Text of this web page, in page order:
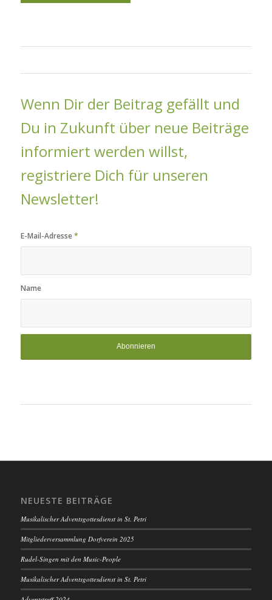
Wenn Dir der Beitrag gefällt und
Du in Zukunft über neue Beiträge
informiert werden willst,
registriere Dich für unseren
Newsletter!
E-Mail-Adresse*
Name
NEUESTE BEITRÄGE
Musikalischer Adventsgottesdienst in St. Petri
Mitgliederversammlung Dorfverein 2025
Rudel-Singen mit den Music-People
Musikalischer Adventsgottesdienst in St. Petri